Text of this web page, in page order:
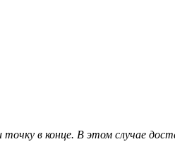
в конце. В этом случае